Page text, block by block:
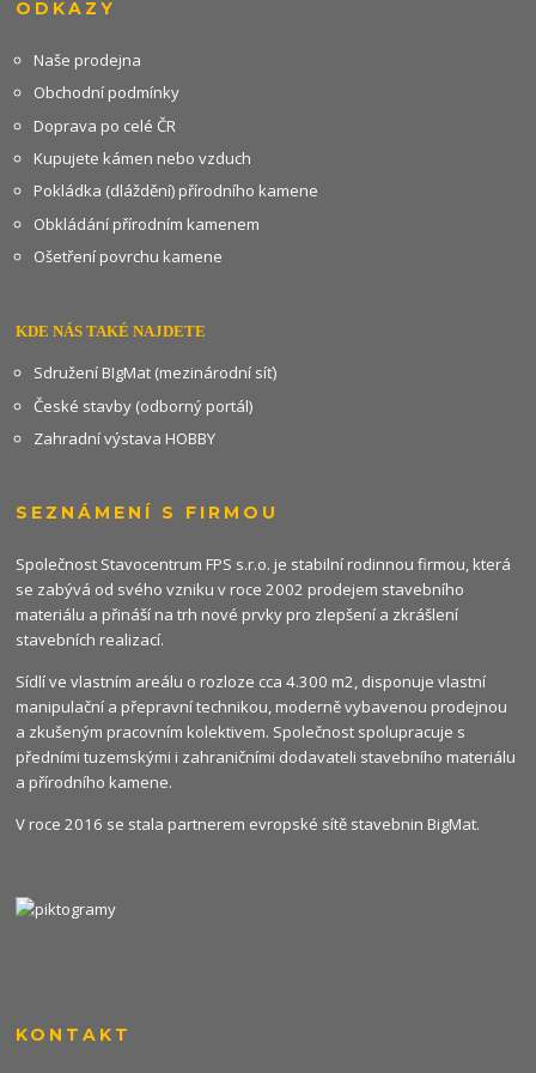
ODKAZY
Naše prodejna
Obchodní podmínky
Doprava po celé ČR
Kupujete kámen nebo vzduch
Pokládka (dláždění) přírodního kamene
Obkládání přírodním kamenem
Ošetření povrchu kamene
KDE NÁS TAKÉ NAJDETE
Sdružení BIgMat (mezinárodní síť)
České stavby (odborný portál)
Zahradní výstava HOBBY
SEZNÁMENÍ S FIRMOU
Společnost Stavocentrum FPS s.r.o. je stabilní rodinnou firmou, která
se zabývá od svého vzniku v roce 2002 prodejem stavebního
materiálu a přináší na trh nové prvky pro zlepšení a zkrášlení
stavebních realizací.
Sídlí ve vlastním areálu o rozloze cca 4.300 m2, disponuje vlastní
manipulační a přepravní technikou, moderně vybavenou prodejnou
a zkušeným pracovním kolektivem. Společnost spolupracuje s
předními tuzemskými i zahraničními dodavateli stavebního materiálu
a přírodního kamene.
V roce 2016 se stala partnerem evropské sítě stavebnin BigMat.
KONTAKT